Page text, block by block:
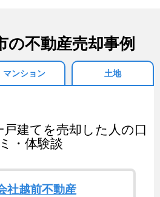
の不動産売却事例
マンション 土地
建てを売却した人の口
・体験談
社越前不動産